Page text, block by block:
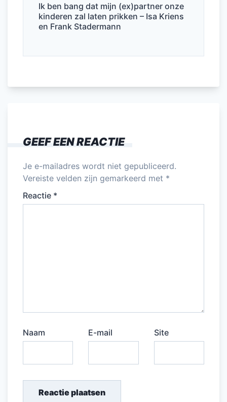
Ik ben bang dat mijn (ex)partner onze
kinderen zal laten prikken – Isa Kriens
en Frank Stadermann
GEEF EEN REACTIE
Je e-mailadres wordt niet gepubliceerd.
Vereiste velden zijn gemarkeerd met *
Reactie *
Naam E-mail Site